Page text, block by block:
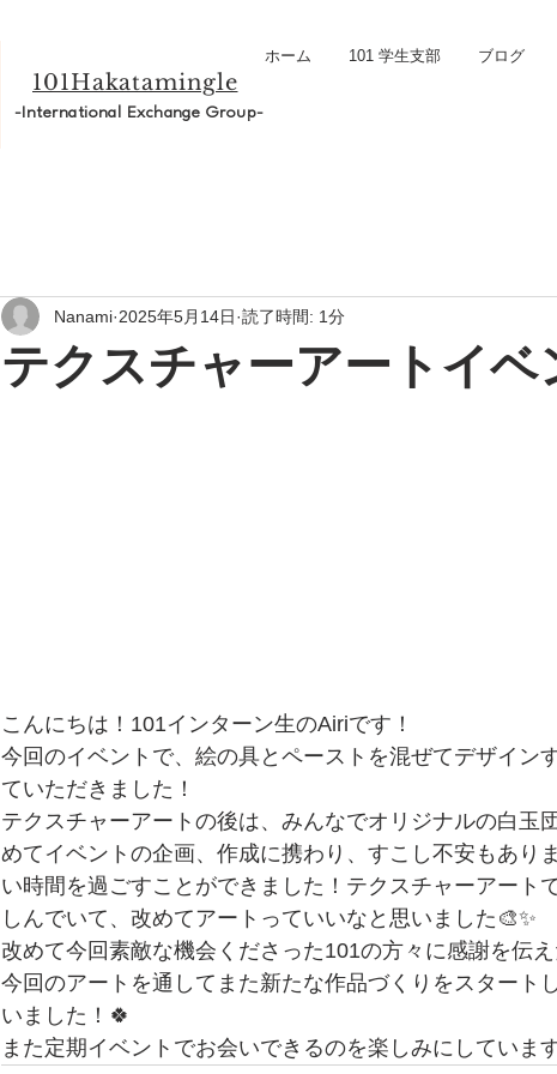
ホーム 101 学生支部 ブログ
101Hakatamingle
-International Exchange Group-
テクスチャーアートイベ
Nanami 2025年5月14日 読了時間: 1分
こんにちは！101インターン生のAiriです！
今回のイベントで、絵の具とペーストを混ぜてデザイン
ていただきました！
テクスチャーアートの後は、みんなでオリジナルの白玉
めてイベントの企画、作成に携わり、すこし不安もあり
い時間を過ごすことができました！テクスチャーアート
しんでいて、改めてアートっていいなと思いました🎨✨
改めて今回素敵な機会くださった101の方々に感謝を伝え
今回のアートを通してまた新たな作品づくりをスタート
いました！🍀
また定期イベントでお会いできるのを楽しみにしていま